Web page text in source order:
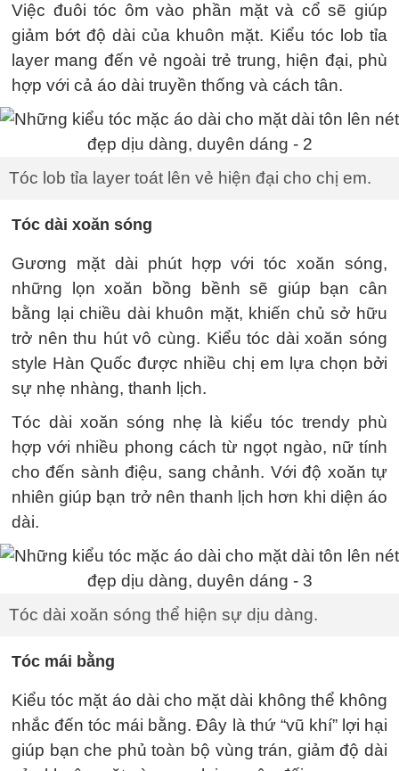
Việc đuôi tóc ôm vào phần mặt và cổ sẽ giúp
giảm bớt độ dài của khuôn mặt. Kiểu tóc lob tỉa
layer mang đến vẻ ngoài trẻ trung, hiện đại, phù
hợp với cả áo dài truyền thống và cách tân.
Tóc lob tỉa layer toát lên vẻ hiện đại cho chị em.
Tóc dài xoăn sóng
Gương mặt dài phút hợp với tóc xoăn sóng,
những lọn xoăn bồng bềnh sẽ giúp bạn cân
bằng lại chiều dài khuôn mặt, khiến chủ sở hữu
trở nên thu hút vô cùng. Kiểu tóc dài xoăn sóng
style Hàn Quốc được nhiều chị em lựa chọn bởi
sự nhẹ nhàng, thanh lịch.
Tóc dài xoăn sóng nhẹ là kiểu tóc trendy phù
hợp với nhiều phong cách từ ngọt ngào, nữ tính
cho đến sành điệu, sang chảnh. Với độ xoăn tự
nhiên giúp bạn trở nên thanh lịch hơn khi diện áo
dài.
Tóc dài xoăn sóng thể hiện sự dịu dàng.
Tóc mái bằng
Kiểu tóc mặt áo dài cho mặt dài không thể không
nhắc đến tóc mái bằng. Đây là thứ “vũ khí” lợi hại
giúp bạn che phủ toàn bộ vùng trán, giảm độ dài